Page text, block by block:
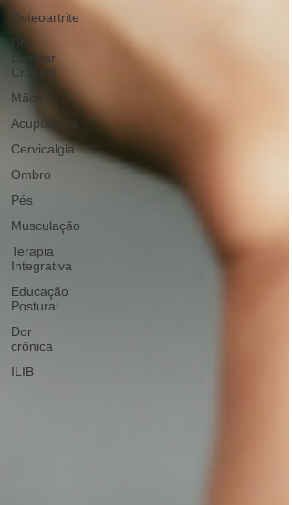
Osteoartrite
Dor
Lombar
Crônica
Mãos
Acupuntura
Cervicalgia
Ombro
Pés
Musculação
Terapia
Integrativa
Educação
Postural
Dor
crônica
ILIB